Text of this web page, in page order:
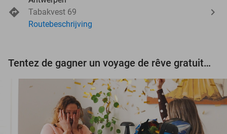
Tabakvest 69
Routebeschrijving
Tentez de gagner un voyage de rêve gratuit d'une valeur de 3.000 € !